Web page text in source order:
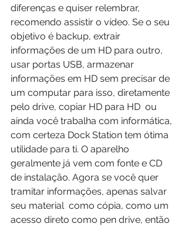
diferenças e quiser relembrar,
recomendo assistir o vídeo. Se o seu
objetivo é backup, extrair
informações de um HD para outro,
usar portas USB, armazenar
informações em HD sem precisar de
um computar para isso, diretamente
pelo drive, copiar HD para HD  ou
ainda você trabalha com informática,
com certeza Dock Station tem ótima
utilidade para ti. O aparelho
geralmente já vem com fonte e CD
de instalação. Agora se você quer
tramitar informações, apenas salvar
seu material  como cópia, como um
acesso direto como pen drive, então